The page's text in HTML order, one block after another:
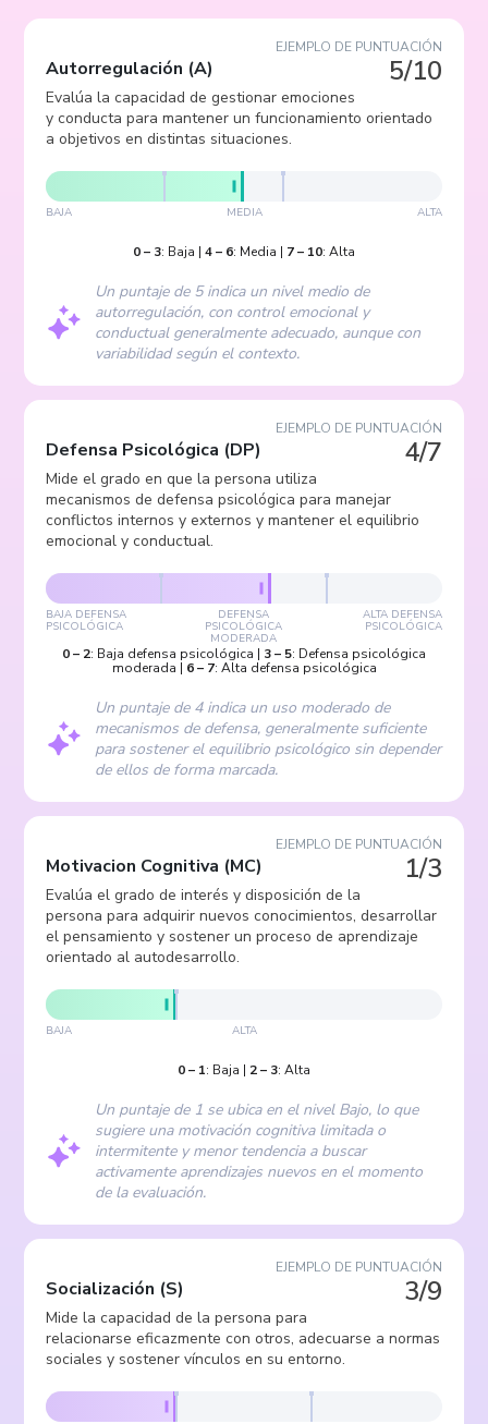
EJEMPLO DE PUNTUACIÓN
5/10
Autorregulación (A)
Evalúa la capacidad de gestionar emociones
y conducta para mantener un funcionamiento orientado
a objetivos en distintas situaciones.
BAJA MEDIA ALTA
0– 3: Baja | 4– 6: Media | 7– 10: Alta
Un puntaje de 5 indica un nivel medio de
autorregulación, con control emocional y
conductual generalmente adecuado, aunque con
variabilidad según el contexto.
EJEMPLO DE PUNTUACIÓN
4/7
Defensa Psicológica (DP)
Mide el grado en que la persona utiliza
mecanismos de defensa psicológica para manejar
conflictos internos y externos y mantener el equilibrio
emocional y conductual.
BAJA DEFENSA
PSICOLÓGICA
DEFENSA
PSICOLÓGICA
MODERADA
ALTA DEFENSA
PSICOLÓGICA
0– 2: Baja defensa psicológica | 3– 5: Defensa psicológica
moderada | 6– 7: Alta defensa psicológica
Un puntaje de 4 indica un uso moderado de
mecanismos de defensa, generalmente suficiente
para sostener el equilibrio psicológico sin depender
de ellos de forma marcada.
EJEMPLO DE PUNTUACIÓN
1/3
Motivacion Cognitiva (MC)
Evalúa el grado de interés y disposición de la
persona para adquirir nuevos conocimientos, desarrollar
el pensamiento y sostener un proceso de aprendizaje
orientado al autodesarrollo.
BAJA ALTA
0– 1: Baja | 2– 3: Alta
Un puntaje de 1 se ubica en el nivel Bajo, lo que
sugiere una motivación cognitiva limitada o
intermitente y menor tendencia a buscar
activamente aprendizajes nuevos en el momento
de la evaluación.
EJEMPLO DE PUNTUACIÓN
3/9
Socialización (S)
Mide la capacidad de la persona para
relacionarse eficazmente con otros, adecuarse a normas
sociales y sostener vínculos en su entorno.